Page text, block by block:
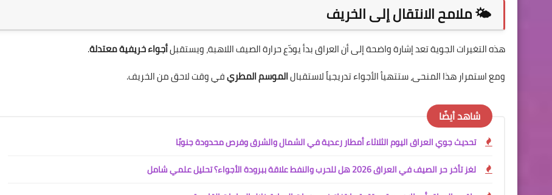
🌤️ ملامح الانتقال إلى الخريف
هذه التغيرات الجوية تعد إشارة واضحة إلى أن العراق بدأ يودّع حرارة الصيف اللاهبة، ويستقبلأجواء خريفية معتدلة.
ومع استمرار هذا المنحى، ستتهيأ الأجواء تدريجياً لاستقبالالموسم المطريفي وقت لاحق من الخريف.
شاهد أيضًا
تحديث جوي العراق اليوم الثلاثاء أمطار رعدية في الشمال والشرق وفرص محدودة جنوبًا
لغز تأخر حر الصيف في العراق 2026 هل للحرب والنفط علاقة ببرودة الأجواء؟ تحليل علمي شامل